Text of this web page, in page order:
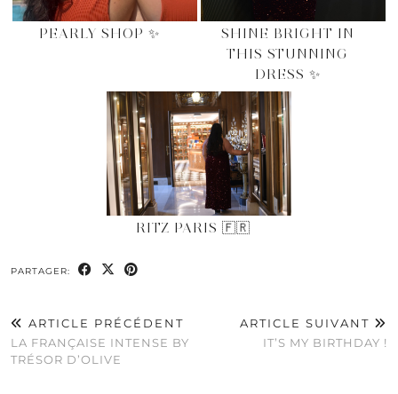
PEARLY SHOP ✨
SHINE BRIGHT IN
THIS STUNNING
DRESS ✨
RITZ PARIS 🇫🇷
PARTAGER:
ARTICLE PRÉCÉDENT
LA FRANÇAISE INTENSE BY
TRÉSOR D’OLIVE
ARTICLE SUIVANT
IT’S MY BIRTHDAY !